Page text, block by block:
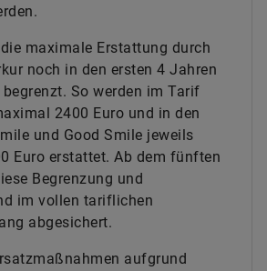
maximale Erstattung durch
noch in den ersten 4 Jahren
So werden im Tarif
2400 Euro und in den
und Good Smile jeweils
Euro erstattet. Ab dem fünften
Begrenzung und
im vollen tariflichen
abgesichert.
aufgrund